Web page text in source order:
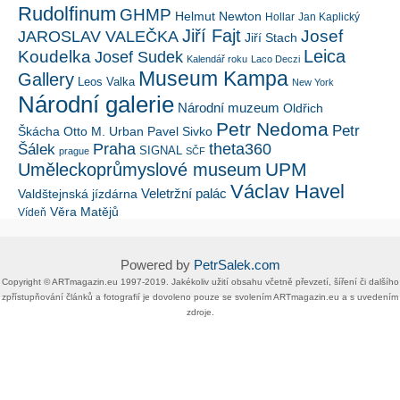
Rudolfinum GHMP Helmut Newton Hollar Jan Kaplický
JAROSLAV VALEČKA Jiří Fajt Jiří Stach Josef
Koudelka Josef Sudek Kalendář roku Laco Deczi Leica
Gallery Leos Valka Museum Kampa New York
Národní galerie Národní muzeum Oldřich
Škácha Otto M. Urban Pavel Sivko Petr Nedoma Petr
Šálek prague Praha SIGNAL SČF theta360
Uměleckoprůmyslové museum UPM
Valdštejnská jízdárna Veletržní palác Václav Havel
Vídeň Věra Matějů
Powered by PetrSalek.com
Copyright ©​ ​​ARTmagazin.eu ​1997-2019​.​ Jakékoliv užití obsahu včetně převzetí, šíření či dalšího
zpřístupňování článků a fotografií je dovoleno pouze se svolením ​ARTmagazin.eu​ ​a s uvedením
zdroje.